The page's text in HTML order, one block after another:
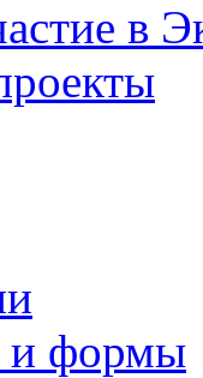
в
и формы